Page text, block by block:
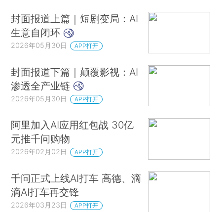
封面报道上篇｜短剧变局：AI
生意自闭环
2026年05月30日 APP打开
封面报道下篇｜颠覆影视：AI
渗透全产业链
2026年05月30日 APP打开
阿里加入AI应用红包战 30亿
元推千问购物
2026年02月02日 APP打开
千问正式上线AI打车 高德、滴
滴AI打车再交锋
2026年03月23日 APP打开